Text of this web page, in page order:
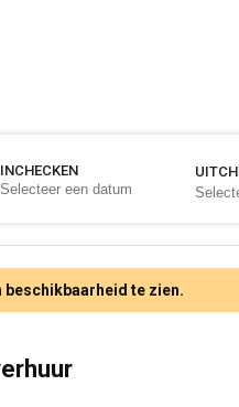
INCHECKEN
beschikbaarheid te zien.